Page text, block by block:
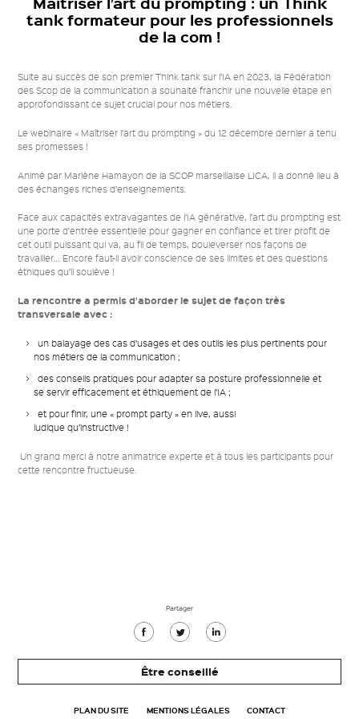
mail
tank formateur pour les professionnels
de la com !
Suite au succès de son premier Think tank sur l’IA en 2023, la Fédération
des Scop de la communication a souhaité franchir une nouvelle étape en
approfondissant ce sujet crucial pour nos métiers.
Le webinaire « Maîtriser l’art du prompting » du12 décembre dernier a tenu
ses promesses !
Animé par Marlène Hamayon de la SCOP marseillaise LICA, il a donné lieu à
des échanges riches d’enseignements.
Face aux capacités extravagantes de l’IA générative, l’art du prompting est
une porte d’entrée essentielle pour gagner en confiance et tirer profit de
cet outil puissant qui va, au fil de temps, bouleverser nos façons de
travailler… Encore faut-il avoir conscience de ses limites et des questions
éthiques qu’il soulève !
La rencontre a permis d’aborder le sujet de façon très
transversale avec :
un balayage des cas d’usages et des outils les plus pertinents pour
nos métiers de la communication ;
des conseils pratiques pour adapter sa posture professionnelle et
se servir efficacement et éthiquement de l’IA ;
et pour finir, une « prompt party » en live, aussi
ludique qu’instructive !
Un grand merci à notre animatrice experte et à tous les participants pour
cette rencontre fructueuse.
Partager
Partager
sur
Facebook
Partager
sur
Twitter
sur
Linkedin
Être conseillé
PLAN DU SITE MENTIONS LÉGALES CONTACT